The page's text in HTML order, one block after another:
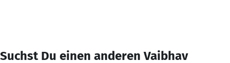
Suchst Du einen anderen Vaibhav